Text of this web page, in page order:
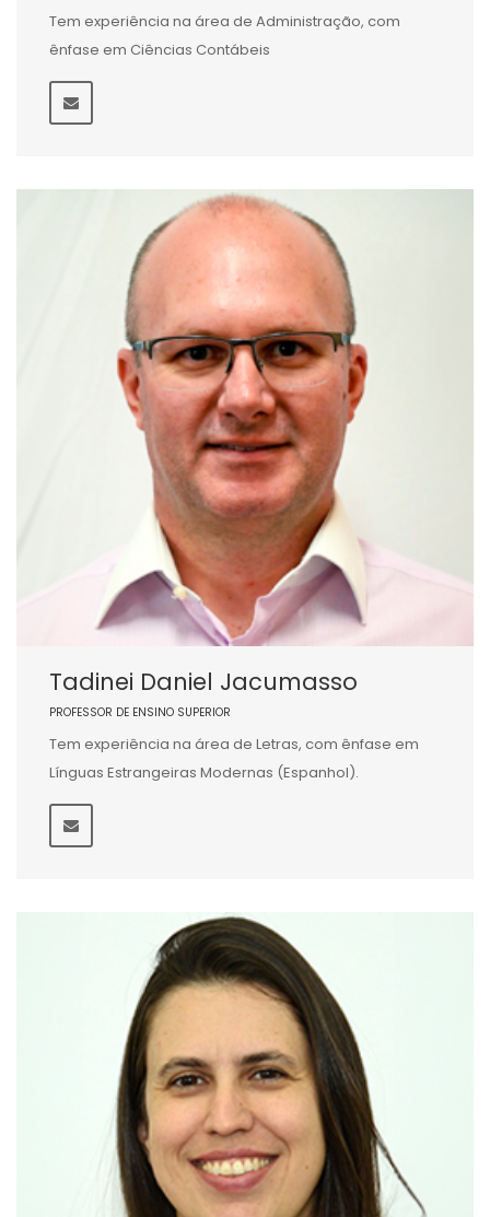
Tem experiência na área de Administração, com
ênfase em Ciências Contábeis
Tadinei Daniel Jacumasso
PROFESSOR DE ENSINO SUPERIOR
Tem experiência na área de Letras, com ênfase em
Línguas Estrangeiras Modernas (Espanhol).